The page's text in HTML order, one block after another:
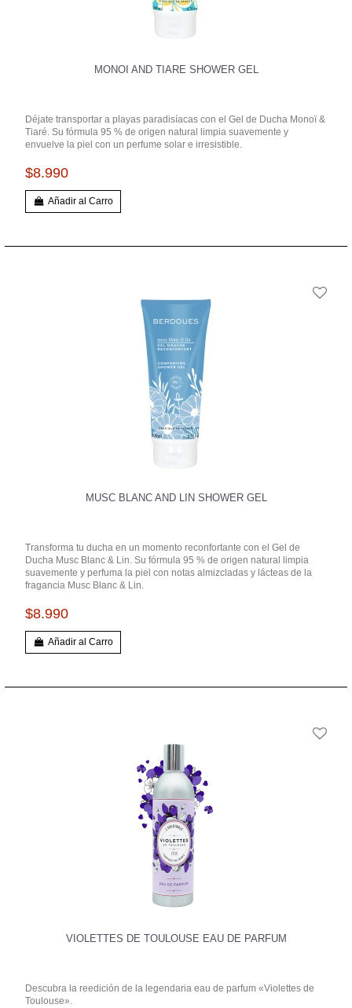
MONOI AND TIARE SHOWER GEL
Déjate transportar a playas paradisíacas con el Gel de Ducha Monoï &
Tiaré. Su fórmula 95 % de origen natural limpia suavemente y
envuelve la piel con un perfume solar e irresistible.
$8.990
Añadir al Carro
MUSC BLANC AND LIN SHOWER GEL
Transforma tu ducha en un momento reconfortante con el Gel de
Ducha Musc Blanc & Lin. Su fórmula 95 % de origen natural limpia
suavemente y perfuma la piel con notas almizcladas y lácteas de la
fragancia Musc Blanc & Lin.
$8.990
Añadir al Carro
VIOLETTES DE TOULOUSE EAU DE PARFUM
Descubra la reedición de la legendaria eau de parfum «Violettes de
Toulouse».